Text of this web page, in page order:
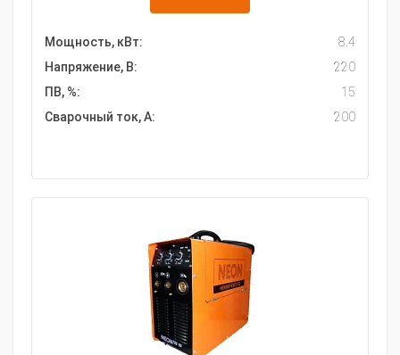
Мощность, кВт:
8.4
Напряжение, В:
220
ПВ, %:
15
Сварочный ток, А:
200